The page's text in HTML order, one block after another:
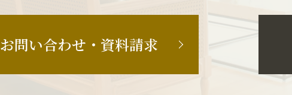
お問い合わせ・資料請求